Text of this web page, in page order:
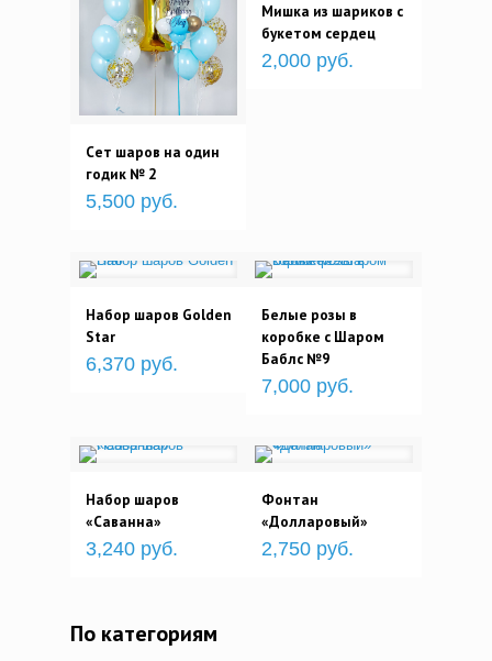
Сет шаров на один
годик № 2
5,500 руб.
Мишка из шариков с
букетом сердец
2,000 руб.
Набор шаров Golden
Star
6,370 руб.
Белые розы в
коробке с Шаром
Баблс №9
7,000 руб.
Набор шаров
«Саванна»
3,240 руб.
Фонтан
«Долларовый»
2,750 руб.
По категориям